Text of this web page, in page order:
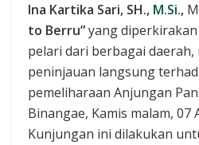
Ina Kartika Sari, SH., M.Si.,
to Berru”yang
pelari dari berbagai daerah,
peninjauan langsung
pemeliharaan Anjungan
Binangae, Kamis malam, 07
Kunjungan ini dilakukan